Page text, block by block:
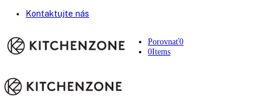
Kontaktujte nás
Porovnať
0Items